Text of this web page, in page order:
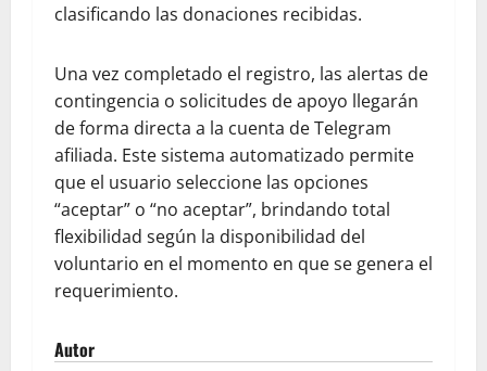
clasificando las donaciones recibidas.
​Una vez completado el registro, las alertas de
contingencia o solicitudes de apoyo llegarán
de forma directa a la cuenta de Telegram
afiliada. Este sistema automatizado permite
que el usuario seleccione las opciones
“aceptar” o “no aceptar”, brindando total
flexibilidad según la disponibilidad del
voluntario en el momento en que se genera el
requerimiento.
Autor